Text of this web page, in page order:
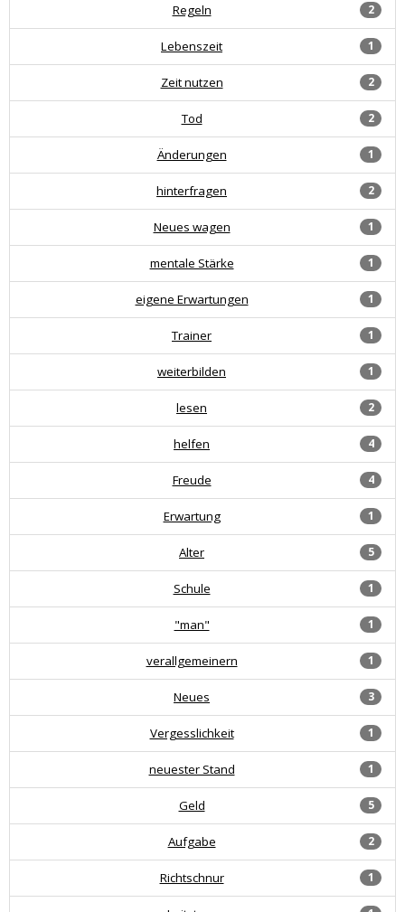
2
Regeln
1
Lebenszeit
2
Zeit nutzen
2
Tod
1
Änderungen
2
hinterfragen
1
Neues wagen
1
mentale Stärke
1
eigene Erwartungen
1
Trainer
1
weiterbilden
2
lesen
4
helfen
4
Freude
1
Erwartung
5
Alter
1
Schule
1
"man"
1
verallgemeinern
3
Neues
1
Vergesslichkeit
1
neuester Stand
5
Geld
2
Aufgabe
1
Richtschnur